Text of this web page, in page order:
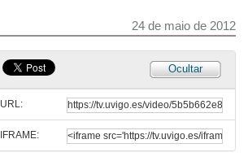
24 de maio de 2012
Ocultar
URL:
IFRAME: